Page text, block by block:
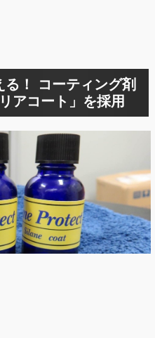
る！ コーティング剤
アコート」を採用